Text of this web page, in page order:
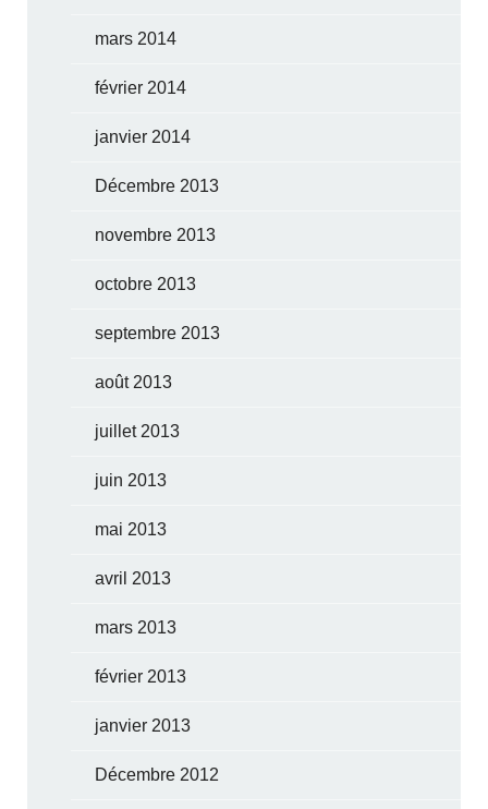
mars 2014
février 2014
janvier 2014
Décembre 2013
novembre 2013
octobre 2013
septembre 2013
août 2013
juillet 2013
juin 2013
mai 2013
avril 2013
mars 2013
février 2013
janvier 2013
Décembre 2012